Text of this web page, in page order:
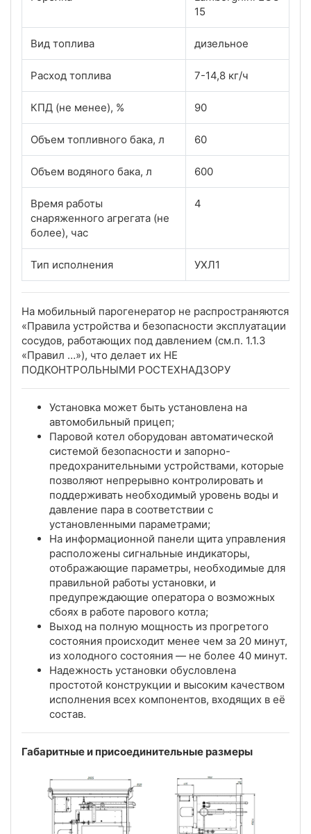
15
Вид топлива дизельное
Расход топлива 7-14,8 кг/ч
КПД (не менее), % 90
Объем топливного бака, л 60
Объем водяного бака, л 600
Время работы
снаряженного агрегата (не
более), час
4
Тип исполнения УХЛ1
На мобильный парогенератор не распространяются
«Правила устройства и безопасности эксплуатации
сосудов, работающих под давлением (см.п. 1.1.3
«Правил …»), что делает их НЕ
ПОДКОНТРОЛЬНЫМИ РОСТЕХНАДЗОРУ
Установка может быть установлена на
автомобильный прицеп;
Паровой котел оборудован автоматической
системой безопасности и запорно-
предохранительными устройствами, которые
позволяют непрерывно контролировать и
поддерживать необходимый уровень воды и
давление пара в соответствии с
установленными параметрами;
На информационной панели щита управления
расположены сигнальные индикаторы,
отображающие параметры, необходимые для
правильной работы установки, и
предупреждающие оператора о возможных
сбоях в работе парового котла;
Выход на полную мощность из прогретого
состояния происходит менее чем за 20 минут,
из холодного состояния — не более 40 минут.
Надежность установки обусловлена
простотой конструкции и высоким качеством
исполнения всех компонентов, входящих в её
состав.
Габаритные и присоединительные размеры